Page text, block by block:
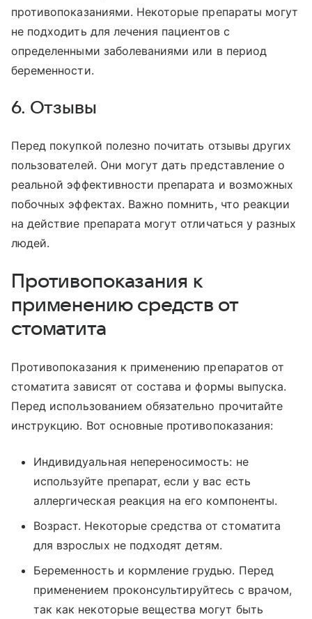
противопоказаниями. Некоторые препараты могут
не подходить для лечения пациентов с
определенными заболеваниями или в период
беременности.
6. Отзывы
Перед покупкой полезно почитать отзывы других
пользователей. Они могут дать представление о
реальной эффективности препарата и возможных
побочных эффектах. Важно помнить, что реакции
на действие препарата могут отличаться у разных
людей.
Противопоказания к
применению средств от
стоматита
Противопоказания к применению препаратов от
стоматита зависят от состава и формы выпуска.
Перед использованием обязательно прочитайте
инструкцию. Вот основные противопоказания:
Индивидуальная непереносимость: не
используйте препарат, если у вас есть
аллергическая реакция на его компоненты.
Возраст. Некоторые средства от стоматита
для взрослых не подходят детям.
Беременность и кормление грудью. Перед
применением проконсультируйтесь с врачом,
так как некоторые вещества могут быть